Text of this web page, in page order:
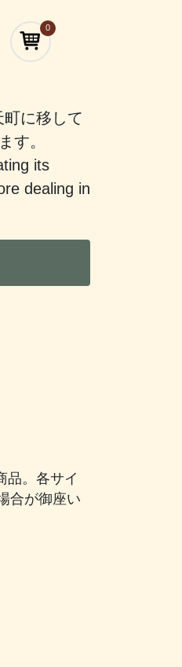
0
に移して
す。
its
dealing in
品。各サイ
合が御座い